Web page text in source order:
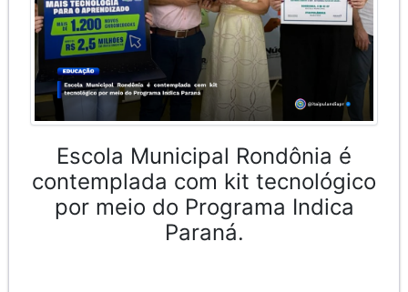
Escola Municipal Rondônia é
contemplada com kit tecnológico
por meio do Programa Indica
Paraná.